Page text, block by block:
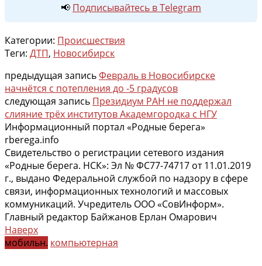
📢 Подписывайтесь в Telegram
Категории: Происшествия
Теги: ДТП, Новосибирск
предыдущая записьФевраль в Новосибирске
начнётся с потепления до -5 градусов
следующая запись Президиум РАН не поддержал
слияние трёх институтов Академгородка с НГУ
Информационный портал «Родные берега»
rberega.info
Свидетельство о регистрации сетевого издания
«Родные берега. НСК»: Эл № ФС77-74717 от 11.01.2019
г., выдано Федеральной службой по надзору в сфере
связи, информационных технологий и массовых
коммуникаций. Учредитель ООО «СовИнформ».
Главный редактор Байжанов Ерлан Омарович
Наверх
мобильн. компьютерная